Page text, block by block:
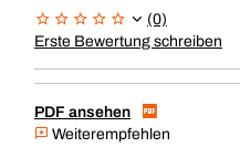
(0)
Erste Bewertung schreiben
PDF ansehen
Weiterempfehlen